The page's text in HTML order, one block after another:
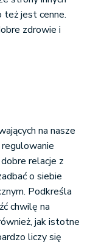
też jest cenne.
zdrowie i
na nasze
relacje z
o siebie
Podkreśla
chwilę na
jak istotne
liczy się